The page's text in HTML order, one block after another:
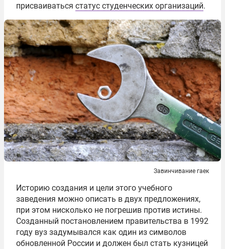
присваиваться статус студенческих организаций.
Завинчивание гаек
Историю создания и цели этого учебного
заведения можно описать в двух предложениях,
при этом нисколько не погрешив против истины.
Созданный постановлением правительства в 1992
году вуз задумывался как один из символов
обновленной России и должен был стать кузницей